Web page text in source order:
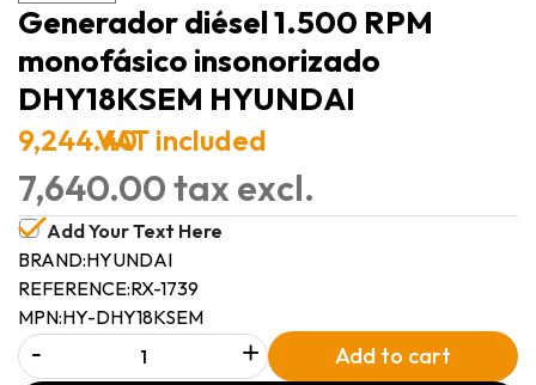
Generador diésel 1.500 RPM
monofásico insonorizado
DHY18KSEM HYUNDAI
9,244.40VAT included
7,640.00 tax excl.
Add Your Text Here
BRAND:HYUNDAI
REFERENCE:RX-1739
MPN:HY-DHY18KSEM
- + Add to cart